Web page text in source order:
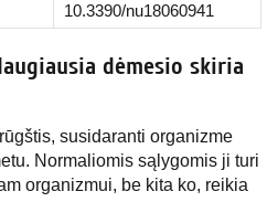
10.3390/nu18060941
dėmesio skiria
susidaranti organizme
Normaliomis sąlygomis ji turi
organizmui, be kita ko, reikia